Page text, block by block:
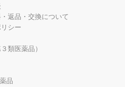
返品・交換について
シー
類医薬品）
品